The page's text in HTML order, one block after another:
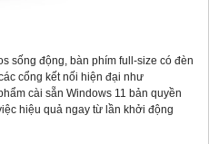
sống động, bàn phím full-size có đèn
cổng kết nối hiện đại như
cài sẵn Windows 11 bản quyền
hiệu quả ngay từ lần khởi động